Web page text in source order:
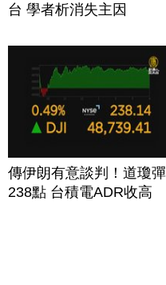
台 學者析消失主因
傳伊朗有意談判！道瓊彈
238點 台積電ADR收高